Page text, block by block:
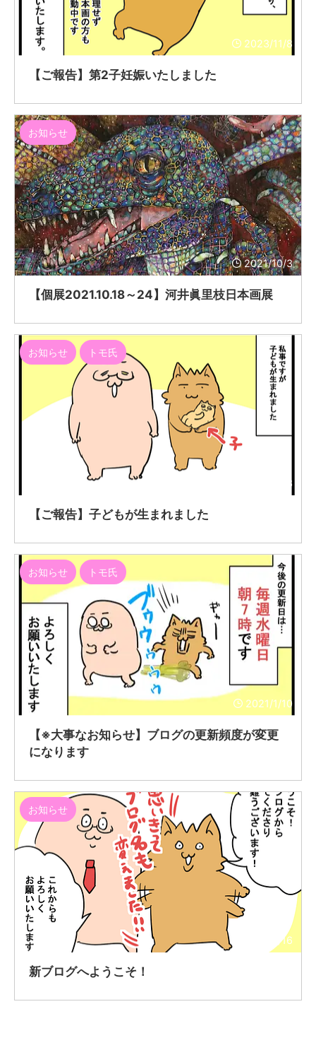
2023/11/8
【ご報告】第2子妊娠いたしました
2021/10/3
お知らせ
【個展2021.10.18～24】河井眞里枝日本画展
2021/6/23
お知らせ トモ氏
【ご報告】子どもが生まれました
2021/1/10
お知らせ トモ氏
【※大事なお知らせ】ブログの更新頻度が変更
になります
2019/6/16
お知らせ
新ブログへようこそ！